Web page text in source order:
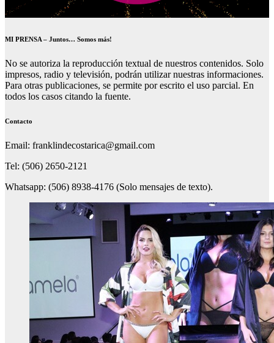
MI PRENSA – Juntos… Somos más!
No se autoriza la reproducción textual de nuestros contenidos. Solo
impresos, radio y televisión, podrán utilizar nuestras informaciones.
Para otras publicaciones, se permite por escrito el uso parcial. En
todos los casos citando la fuente.
Contacto
Email: franklindecostarica@gmail.com
Tel: (506) 2650-2121
Whatsapp: (506) 8938-4176 (Solo mensajes de texto).